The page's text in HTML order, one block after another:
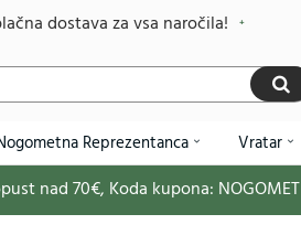
dostava za vsa naročila!
Reprezentanca Vratar
nad 70€, Koda kupona: NOGOMET